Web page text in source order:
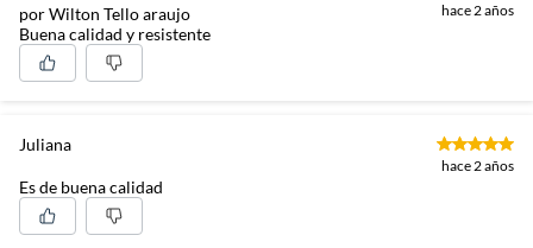
por Wilton Tello araujo hace 2 años
Buena calidad y resistente
Juliana
hace 2 años
Es de buena calidad